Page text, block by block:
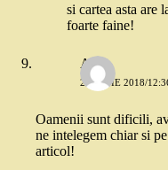
si cartea asta are
foarte faine!
Alex
29 IUNIE 2018/
Oamenii sunt dificili,
ne intelegem chiar si
articol!